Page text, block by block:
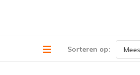
Sorteren op: